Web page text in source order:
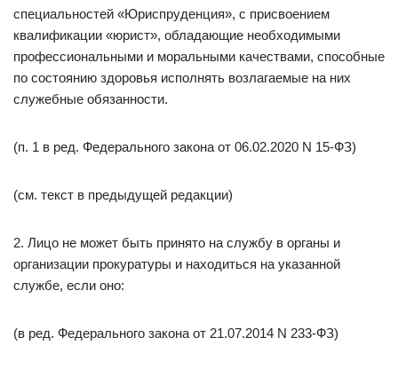
специальностей «Юриспруденция», с присвоением
квалификации «юрист», обладающие необходимыми
профессиональными и моральными качествами, способные
по состоянию здоровья исполнять возлагаемые на них
служебные обязанности.
(п. 1 в ред. Федерального закона от 06.02.2020 N 15-ФЗ)
(см. текст в предыдущей редакции)
2. Лицо не может быть принято на службу в органы и
организации прокуратуры и находиться на указанной
службе, если оно:
(в ред. Федерального закона от 21.07.2014 N 233-ФЗ)